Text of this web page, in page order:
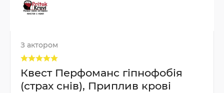
З актором
Квест Перфоманс гіпнофобія
(страх снів), Приплив крові